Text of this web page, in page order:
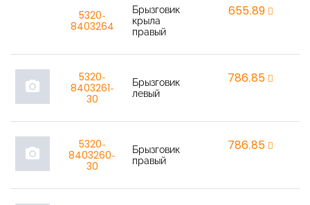
5320-
8403264
Брызговик
крыла
правый
655,89
photo_camera
5320-
8403261-
30
Брызговик
левый
786,85
photo_camera
5320-
8403260-
30
Брызговик
правый
786,85